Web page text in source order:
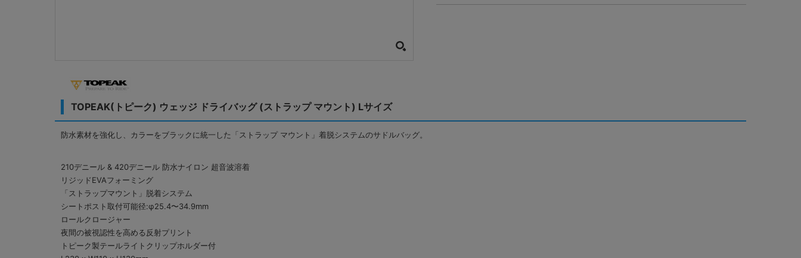
TOPEAK(トピーク) ウェッジ ドライバッグ (ストラップ マウント) Lサイズ
防水素材を強化し、カラーをブラックに統一した「ストラップ マウント」着脱システムのサドルバッグ。
210デニール & 420デニール 防水ナイロン 超音波溶着
リジッドEVAフォーミング
「ストラップマウント」脱着システム
シートポスト取付可能径:φ25.4〜34.9mm
ロールクロージャー
夜間の被視認性を高める反射プリント
トピーク製テールライトクリップホルダー付